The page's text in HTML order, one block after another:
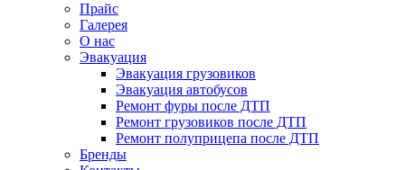
Прайс
Галерея
О нас
Эвакуация
Эвакуация грузовиков
Эвакуация автобусов
Ремонт фуры после ДТП
Ремонт грузовиков после ДТП
Ремонт полуприцепа после ДТП
Бренды